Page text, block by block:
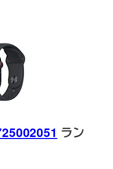
ラン